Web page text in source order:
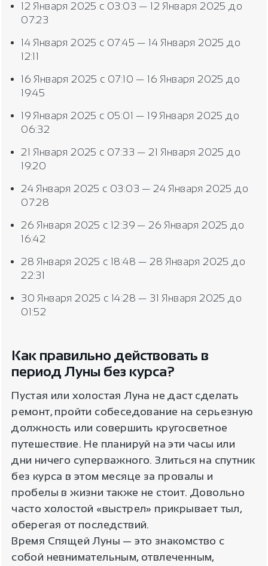
12 Января 2025 с 03:03 — 12 Января 2025 до
07:23
14 Января 2025 с 07:45 — 14 Января 2025 до
12:11
16 Января 2025 с 07:10 — 16 Января 2025 до
19:45
19 Января 2025 с 05:01 — 19 Января 2025 до
06:32
21 Января 2025 с 07:33 — 21 Января 2025 до
19:20
24 Января 2025 с 03:03 — 24 Января 2025 до
07:28
26 Января 2025 с 12:39 — 26 Января 2025 до
16:42
28 Января 2025 с 18:48 — 28 Января 2025 до
22:31
30 Января 2025 с 14:28 — 31 Января 2025 до
01:52
Как правильно действовать в
период Луны без курса?
Пустая или холостая Луна не даст сделать
ремонт, пройти собеседование на серьезную
должность или совершить кругосветное
путешествие. Не планируй на эти часы или
дни ничего суперважного. Злиться на спутник
без курса в этом месяце за провалы и
пробелы в жизни также не стоит. Довольно
часто холостой «выстрел» прикрывает тыл,
оберегая от последствий.
Время Спящей Луны — это знакомство с
собой невнимательным, отвлеченным,